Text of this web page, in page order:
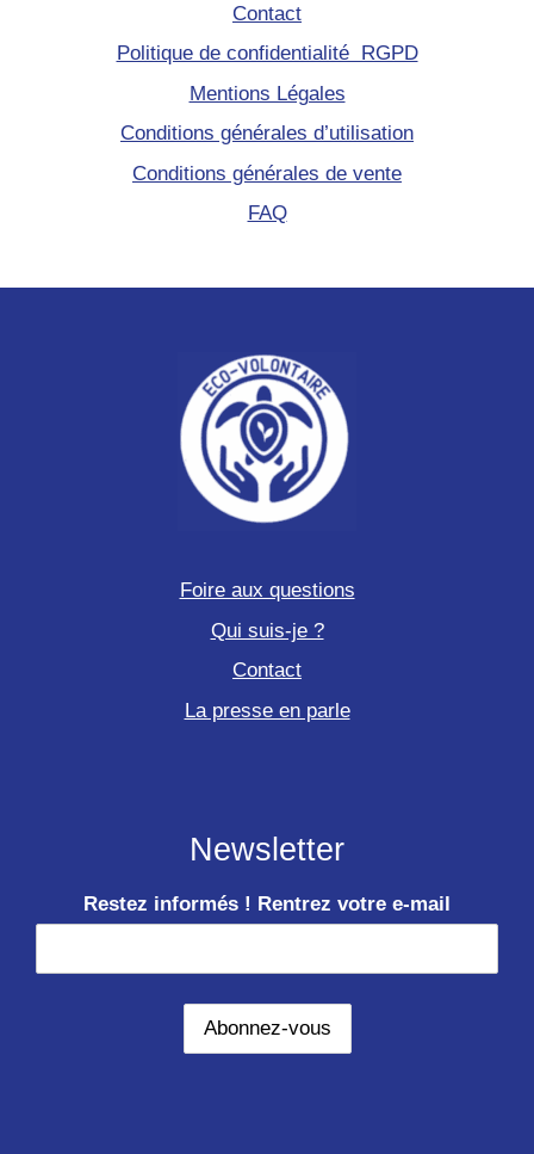
Contact
Politique de confidentialité RGPD
Mentions Légales
Conditions générales d’utilisation
Conditions générales de vente
FAQ
Foire aux questions
Qui suis-je ?
Contact
La presse en parle
Newsletter
Restez informés ! Rentrez votre e-mail